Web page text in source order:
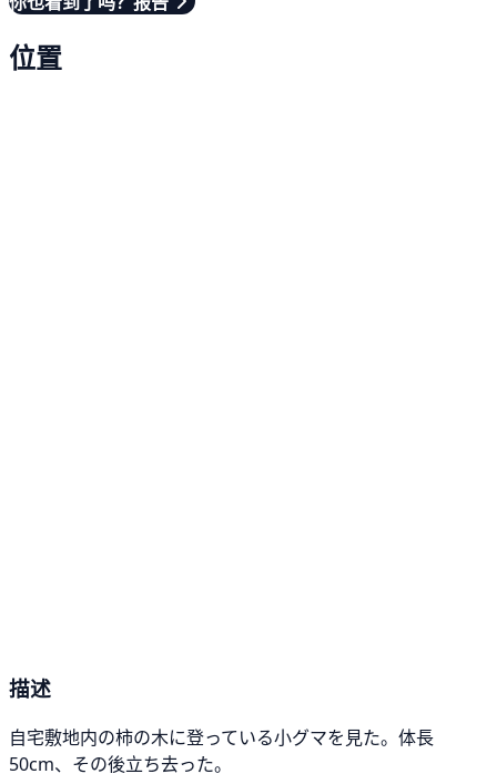
位置
描述
自宅敷地内の柿の木に登っている小グマを見た。体長
50cm、その後立ち去った。